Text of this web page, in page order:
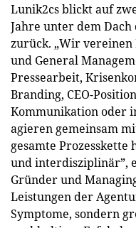
Lunik2cs blickt auf
Jahre unter dem
zurück. „Wir
und General
Pressearbeit,
Branding, CEO-
Kommunikation oder
agieren gemeinsam
gesamte
und interdisziplinär”,
Gründer und
Leistungen der
Symptome, sondern